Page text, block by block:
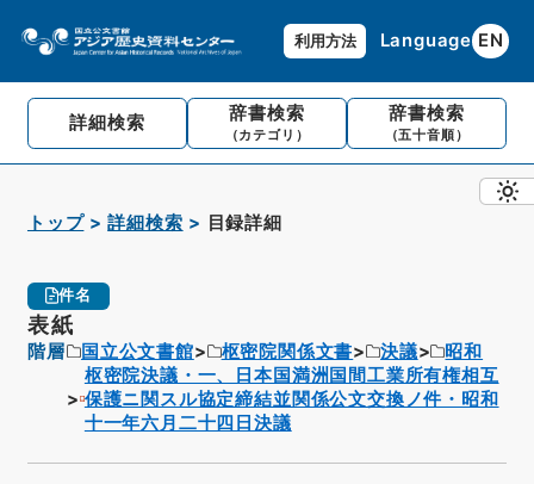
利用方法 Language EN
詳細検索 辞書検索
（カテゴリ）
辞書検索
（五十音順）
トップ 詳細検索 目録詳細
件名
表紙
階層 国立公文書館 枢密院関係文書 決議
昭和
枢密院決議・一、日本国満洲国間工業所有権相互
保護ニ関スル協定締結並関係公文交換ノ件・昭和
十一年六月二十四日決議